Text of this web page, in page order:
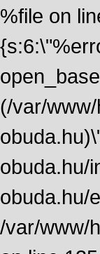
%file on
(/var/
obuda.hu/
obuda.hu/
/var/www/